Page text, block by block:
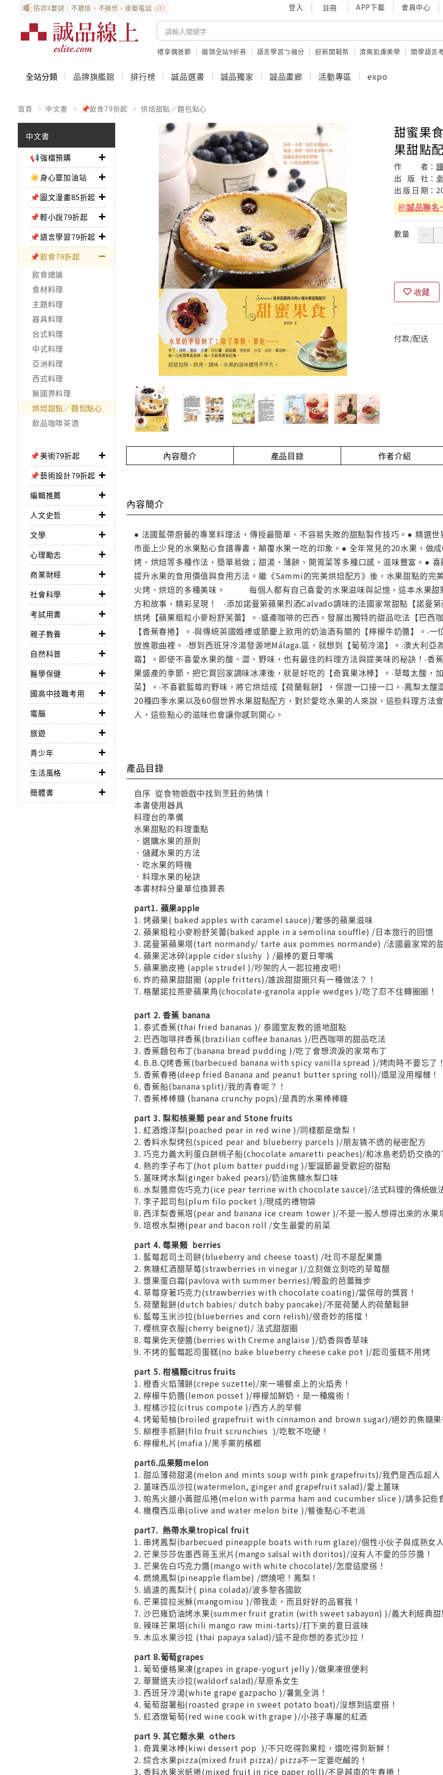
防詐3要訣：不聽信、不操作、掛斷電話 (詳) 登入 註冊 APP下載 會員中心
禮享偶爸節 搶領全站9折券 語言學習ㄅ級分 迎新開鞋祭 清爽肌膚美學 開學語言
全站分類 品牌旗艦館 排行榜 誠品選書 誠品獨家 誠品畫廊 活動專區 expo
首頁 中文書 📌飲食79折起 烘焙甜點／麵包點心
中文書
📢強檔預購
☀️身心靈加油站
📌圖文漫畫85折起
📌輕小說79折起
📌語言學習79折起
📌飲食79折起
飲食總論
食材料理
主題料理
器具料理
台式料理
中式料理
亞洲料理
西式料理
無國界料理
烘焙甜點／麵包點心
飲品咖啡茶酒
📌美術79折起
📌藝術設計79折起
編輯推薦
人文史哲
文學
心理勵志
商業財經
社會科學
考試用書
親子教養
自然科普
醫學保健
國高中技職考用
電腦
旅遊
青少年
生活風格
簡體書
甜蜜果
果甜點
作 者：
出
版 社：
出 版 日 期：
刷誠品聯名
數量
收藏
付款/配送
內容簡介 產品目錄 作者介紹
內容簡介
● 法國藍帶廚藝的專業料理法，傳授最簡單、不容易失敗的甜點製作技巧。● 精選
市面上少見的水果點心食譜專書，顛覆水果一吃的印象。● 全年常見的20水果，做
烤、烘焙等多種作法，簡單易做；甜湯、薄餅、開胃菜等多種口感，滋味豐富。●
提升水果的食用價值與食用方法。繼《Sammi的完美烘焙配方》後，水果甜點的完
火烤、烘焙的多種美味。 每個人都有自己喜愛的水果滋味與記憶，這本水果甜
方和故事，精彩呈現！ ‧添加諾曼第蘋果烈酒Calvado調味的法國家常甜點【諾曼
烘烤【蘋果粗粒小麥粉舒芙蕾】。‧盛產咖啡的巴西，發展出獨特的甜品吃法【巴西
【香蕉春捲】。‧與傳統英國婚禮或節慶上飲用的奶油酒有關的【檸檬牛奶醬】。‧
放進歌曲裡。 ‧想到西班牙冷湯發源地Málaga.區，就想到【葡萄冷湯】。‧澳大利
霜】。即使不喜愛水果的酸、澀、野味，也有最佳的料理方法與提美味的秘訣！‧香
果盛產的季節，把它買回家調味冰凍後，就是好吃的【奇異果冰棒】。‧草莓太酸
菜】。‧不喜歡藍莓的野味，將它烘焙成【荷蘭鬆餅】，保證一口接一口。‧鳳梨太
20種四季水果以及60個世界水果甜點配方，對於愛吃水果的人來說，這些料理方法
人，這些點心的滋味也會讓你感到開心。
產品目錄
自序 從食物遊戲中找到烹飪的熱情！
本書使用器具
料理台的準備
水果甜點的料理重點
．選購水果的原則
．儲藏水果的方法
．吃水果的時機
．料理水果的秘訣
本書材料分量單位換算表
part1. 蘋果apple
1. 烤蘋果( baked apples with caramel sauce)/奢侈的蘋果滋味
2. 蘋果粗粒小麥粉舒芙蕾(baked apple in a semolina souffle) /日本旅行的回憶
3. 諾曼第蘋果塔(tart normandy/ tarte aux pommes normande) /法國最家常的
4. 蘋果泥冰碎(apple cider slushy ) /最棒的夏日零嘴
5. 蘋果脆皮捲 (apple strudel )/吵架的人一起拉捲皮吧!
6. 炸的蘋果甜甜圈 (apple fritters)/誰說甜甜圈只有一種做法？！
7. 格蘭諾拉燕麥蘋果角(chocolate-granola apple wedges )/吃了忍不住轉圈圈！
part 2. 香蕉 banana
1. 泰式香蕉(thai fried bananas )/ 泰國室友教的道地甜點
2. 巴西咖啡拌香蕉(brazilian coffee bananas )/巴西咖啡的甜品吃法
3. 香蕉麵包布丁(banana bread pudding )/吃了會想流淚的家常布丁
4. B.B.Q烤香蕉(barbecued banana with spicy vanilla spread )/烤肉時不要忘了
5. 香蕉春捲(deep fried Banana and peanut butter spring roll)/還是沒用榴槤！
6. 香蕉船(banana split)/我的青春呢？！
7. 香蕉棒棒糖 (banana crunchy pops)/是真的水果棒棒糖
part 3. 梨和核果類 pear and Stone fruits
1. 紅酒燴洋梨(poached pear in red wine )/同樣都是燉梨！
2. 香料水梨烤包(spiced pear and blueberry parcels )/朋友猜不透的秘密配方
3. 巧克力義大利蛋白餅桃子船(chocolate amaretti peaches)/和冰島老奶奶交換的
4. 熱的李子布丁(hot plum batter pudding )/聖誕節最受歡迎的甜點
5. 薑味烤水梨(ginger baked pears)/奶油焦糖水梨口味
6. 水梨醬糜佐巧克力(ice pear terrine with chocolate sauce)/法式料理的傳統做
7. 李子起司包(plum filo pocket )/現成的禮物袋
8. 西洋梨香蕉塔(pear and banana ice cream tower )/不是一般人想得出來的水果
9. 培根水梨捲(pear and bacon roll /女生最愛的前菜
part 4. 莓果類 berries
1. 藍莓起司土司餅(blueberry and cheese toast) /吐司不是配果醬
2. 焦糖紅酒醋草莓(strawberries in vinegar )/立刻做立刻吃的草莓醋
3. 漿果蛋白霜(pavlova with summer berries)/輕盈的芭蕾舞步
4. 草莓穿著巧克力(strawberries with chocolate coating)/當保母的獎賞！
5. 荷蘭鬆餅(dutch babies/ dutch baby pancake)/不是荷蘭人的荷蘭鬆餅
6. 藍莓玉米沙拉(blueberries and corn relish)/很奇妙的搭擋！
7. 櫻桃穿衣服(cherry beignet)/ 法式甜甜圈
8. 莓果佐天使醬(berries with Creme anglaise )/奶香與香草味
9. 不烤的藍莓起司蛋糕(no bake blueberry cheese cake pot )/起司蛋糕不用烤
part 5. 柑橘類citrus fruits
1. 橙香火焰薄餅(crepe suzette)/來一場餐桌上的火焰秀！
2. 檸檬牛奶醬(lemon posset )/檸檬加鮮奶，是一種魔術！
3. 柑橘沙拉(citrus compote )/西方人的早餐
4. 烤葡萄柚(broiled grapefruit with cinnamon and brown sugar)/絕妙的焦糖果
5. 柳橙手抓餅(filo fruit scrunchies )/吃軟不吃硬！
6. 檸檬札片(mafia )/黑手黨的檳榔
part6.瓜果類melon
1. 甜瓜薄荷甜湯(melon and mints soup with pink grapefruits)/我們是西瓜超人
2. 薑味西瓜沙拉(watermelon, ginger and grapefruit salad)/愛上薑味
3. 帕馬火腿小黃甜瓜捲(melon with parma ham and cucumber slice )/請多記些
4. 橄欖西瓜串(olive and water melon bite )/餐後點心不老派
part7. 熱帶水果tropical fruit
1. 串烤鳳梨(barbecued pineapple boats with rum glaze)/個性小伙子與成熟女
2. 芒果莎莎佐墨西哥玉米片(mango salsal with doritos)/沒有人不愛的莎莎醬！
3. 芒果佐白巧克力醬(mango with white chocolate)/怎麼這麼搭！
4. 燃燒鳳梨(pineapple flambe) /燃燒吧！鳳梨！
5. 過濾的鳳梨汁( pina colada)/波多黎各國飲
6. 芒果提拉米穌(mangomisu )/帶我走，而且好好的品嘗我！
7. 沙巴雍奶油烤水果(summer fruit gratin (with sweet sabayon) )/義大利經典甜
8. 辣味芒果塔(chili mango raw mini-tarts)/打下來的夏日滋味
9. 木瓜水果沙拉 (thai papaya salad)/這不是你想的泰式沙拉！
part 8.葡萄grapes
1. 葡萄優格果凍(grapes in grape-yogurt jelly )/做果凍很便利
2. 華爾道夫沙拉(waldorf salad)/草原系女生
3. 西班牙冷湯(white grape gazpacho )/暑氣全消！
4. 葡萄甜薯船(roasted grape in sweet potato boat)/沒想到這麼搭！
5. 紅酒燉葡萄(red wine cook with grape )/小孩子專屬的紅酒
part 9. 其它類水果 others
1. 奇異果冰棒(kiwi dessert pop )/不只吃得到果粒，還吃得到新鮮！
2. 綜合水果pizza(mixed fruit pizza)/ pizza不一定要吃鹹的！
3. 香料水果米紙捲(mixed fruit in rice paper roll)/不是越南的生春捲！